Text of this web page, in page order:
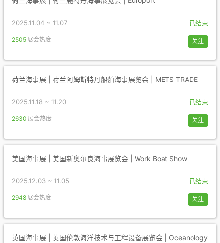
2025.11.04 ~ 11.07 已结束
2505 展会热度 关注
荷兰海事展 | 荷兰阿姆斯特丹船舶海事展览会 | METS TRADE
2025.11.18 ~ 11.20 已结束
2630 展会热度 关注
美国海事展 | 美国新奥尔良海事展览会 | Work Boat Show
2025.12.03 ~ 11.05 已结束
2948 展会热度 关注
英国海事展 | 英国伦敦海洋技术与工程设备展览会 | Oceanology